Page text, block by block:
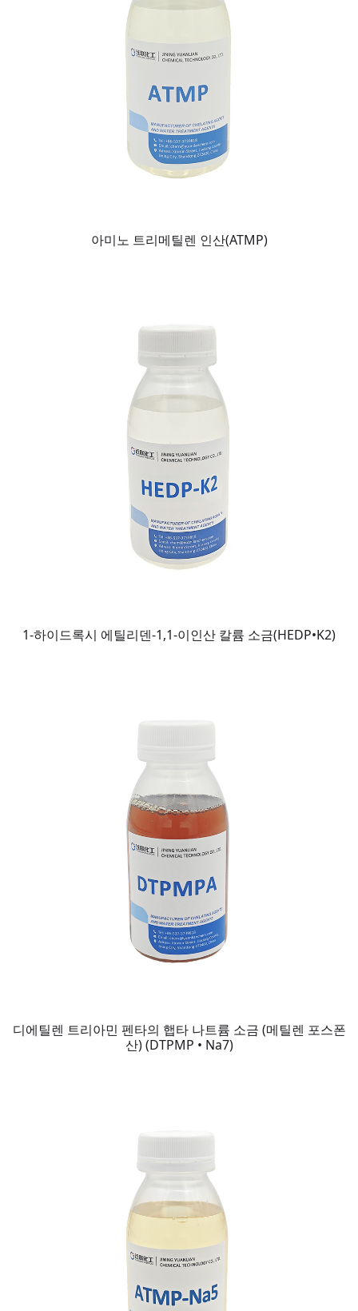
아미노 트리메틸렌 인산(ATMP)
1-하이드록시 에틸리덴-1,1-이인산 칼륨 소금(HEDP•K2)
디에틸렌 트리아민 펜타의 햅타 나트륨 소금 (메틸렌 포스폰
산) (DTPMP • Na7)